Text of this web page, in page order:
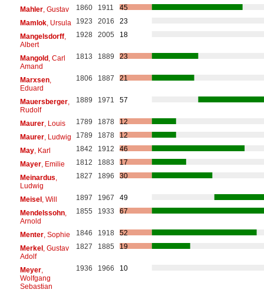
Mahler, Gustav 1860 1911
45
Mamlok, Ursula 1923 2016
23
Mangelsdorff,
Albert
1928 2005 18
Mangold, Carl
Amand
1813 1889 23
Marxsen,
Eduard
1806 1887 21
Mauersberger,
Rudolf
1889 1971 57
Maurer, Louis 1789 1878
12
Maurer, Ludwig 1789 1878
12
May, Karl 1842 1912
46
Mayer, Emilie 1812 1883
17
Meinardus
Ludwig
1827 1896 30
Meisel, Will 1897 1967
49
Mendelssohn,
Arnold
1855 1933 67
Menter, Sophie 1846 1918
52
Merkel, Gustav
Adolf
1827 1885 19
Meyer,
Wolfgang
Sebastian
1936 1966 10